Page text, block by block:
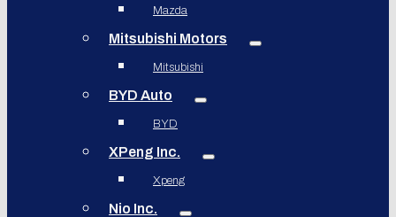
Mazda
Mitsubishi Motors
Mitsubishi
BYD Auto
BYD
XPeng Inc.
Xpeng
Nio Inc.